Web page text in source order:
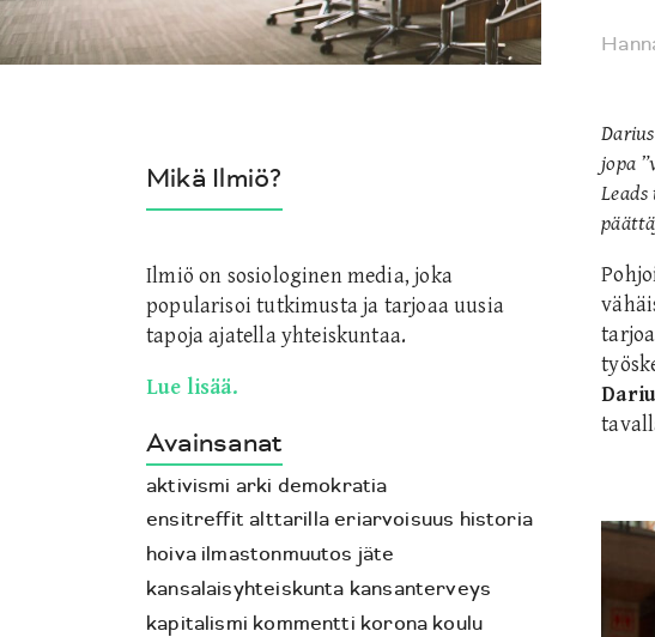
Mikä Ilmiö?
Ilmiö on sosiologinen media, joka
popularisoi tutkimusta ja tarjoaa uusia
tapoja ajatella yhteiskuntaa.
Lue lisää.
Avainsanat
aktivismi arki demokratia
ensitreffit alttarilla eriarvoisuus historia
hoiva ilmastonmuutos jäte
kansalaisyhteiskunta kansanterveys
kapitalismi kommentti korona koulu
jopa